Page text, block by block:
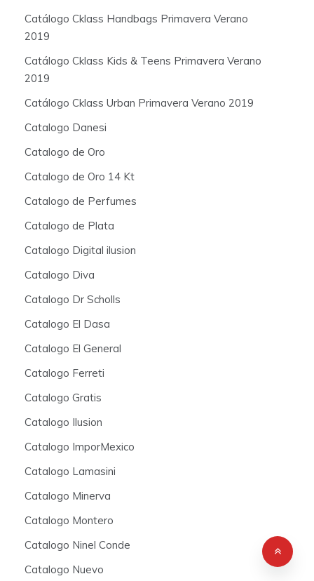
Catálogo Cklass Handbags Primavera Verano
2019
Catálogo Cklass Kids & Teens Primavera Verano
2019
Catálogo Cklass Urban Primavera Verano 2019
Catalogo Danesi
Catalogo de Oro
Catalogo de Oro 14 Kt
Catalogo de Perfumes
Catalogo de Plata
Catalogo Digital ilusion
Catalogo Diva
Catalogo Dr Scholls
Catalogo El Dasa
Catalogo El General
Catalogo Ferreti
Catalogo Gratis
Catalogo Ilusion
Catalogo ImporMexico
Catalogo Lamasini
Catalogo Minerva
Catalogo Montero
Catalogo Ninel Conde
Catalogo Nuevo